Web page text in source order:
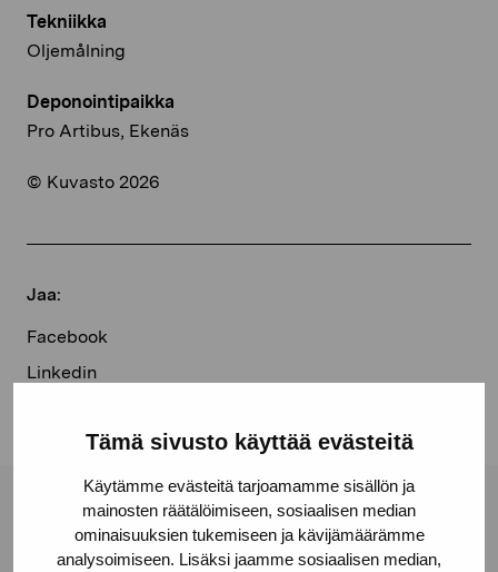
Tämä sivusto käyttää evästeitä
Käytämme evästeitä tarjoamamme sisällön ja
mainosten räätälöimiseen, sosiaalisen median
ominaisuuksien tukemiseen ja kävijämäärämme
analysoimiseen. Lisäksi jaamme sosiaalisen median,
Tekniikka
Oljemålning
Deponointipaikka
Pro Artibus, Ekenäs
© Kuvasto 2026
Jaa:
Facebook
Linkedin
Pro Artibus -säätiö